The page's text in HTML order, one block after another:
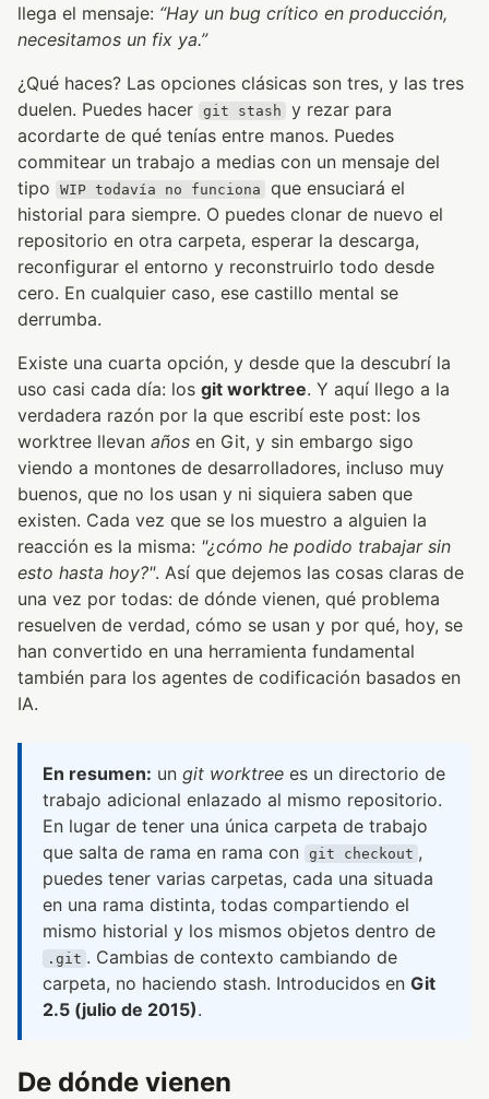
llega el mensaje: “Hay un bug crítico en producción,
necesitamos un fix ya.”
¿Qué haces? Las opciones clásicas son tres, y las tres
duelen. Puedes hacer git stash
y rezar para
acordarte de qué tenías entre manos. Puedes
commitear un trabajo a medias con un mensaje del
tipo
WIP todavía no funciona
que ensuciará el
historial para siempre. O puedes clonar de nuevo el
repositorio en otra carpeta, esperar la descarga,
reconfigurar el entorno y reconstruirlo todo desde
cero. En cualquier caso, ese castillo mental se
derrumba.
Existe una cuarta opción, y desde que la descubrí la
uso casi cada día: los git worktree. Y aquí llego a la
verdadera razón por la que escribí este post: los
worktree llevan años en Git, y sin embargo sigo
viendo a montones de desarrolladores, incluso muy
buenos, que no los usan y ni siquiera saben que
existen. Cada vez que se los muestro a alguien la
reacción es la misma: "¿cómo he podido trabajar sin
esto hasta hoy?". Así que dejemos las cosas claras de
una vez por todas: de dónde vienen, qué problema
resuelven de verdad, cómo se usan y por qué, hoy, se
han convertido en una herramienta fundamental
también para los agentes de codificación basados en
IA.
En resumen: ungit worktree es un directorio de
trabajo adicional enlazado al mismo repositorio.
En lugar de tener una única carpeta de trabajo
que salta de rama en rama con
git checkout ,
puedes tener varias carpetas, cada una situada
en una rama distinta, todas compartiendo el
mismo historial y los mismos objetos dentro de
.git . Cambias de contexto cambiando de
carpeta, no haciendo stash. Introducidos enGit
2.5 (julio de 2015).
De dónde vienen